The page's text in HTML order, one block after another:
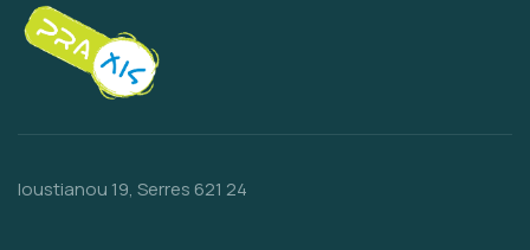
Ioustianou 19, Serres 621 24